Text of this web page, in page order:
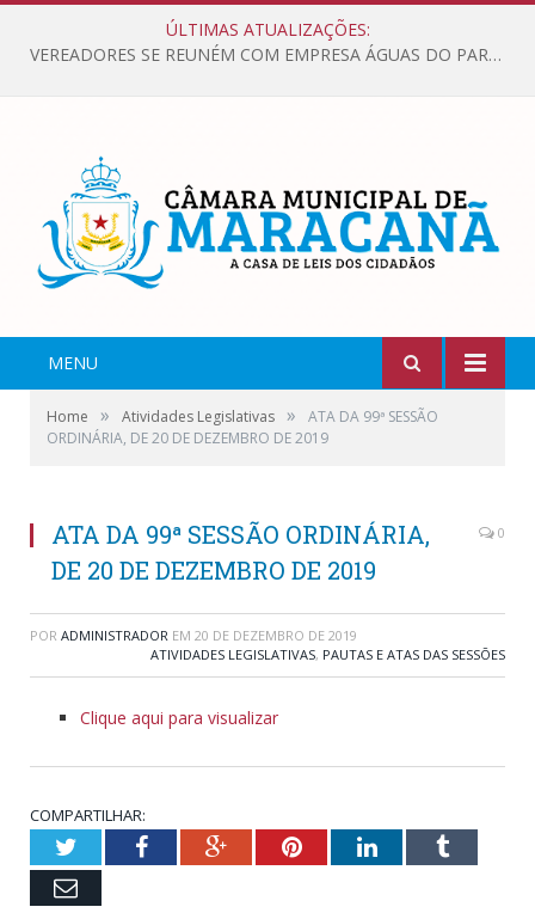
ÚLTIMAS ATUALIZAÇÕES:
VEREADORES SE REUNÉM COM EMPRESA ÁGUAS DO PARÁ, PARA APRESENTAR REIVINDICAÇÕES E MELHORIAS NA QUALIDADE DOS SERVIÇOS OFERECIDOS Á POPULAÇÃO.
MENU
Home » Atividades Legislativas »
ATA DA 99ª SESSÃO
ORDINÁRIA, DE 20 DE DEZEMBRO DE 2019
ATA DA 99ª SESSÃO ORDINÁRIA,
DE 20 DE DEZEMBRO DE 2019
0
POR ADMINISTRADOR EM 20 DE DEZEMBRO DE 2019
ATIVIDADES LEGISLATIVAS, PAUTAS E ATAS DAS SESSÕES
Clique aqui para visualizar
COMPARTILHAR:
TwitterFacebookGoogle+PinterestLinkedInTumblr
Email